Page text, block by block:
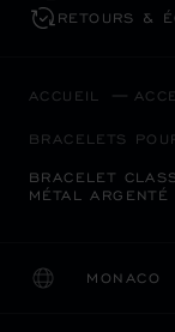
RETOURS &
ACCUEIL
BRACELETS
BRACELET
MÉTAL ARGENTÉ
MONACO